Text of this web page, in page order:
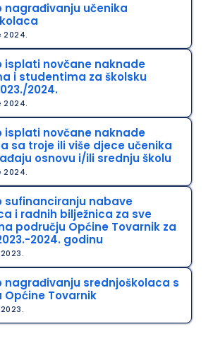
nagrađivanju učenika
2024.
isplati novčane naknade
i studentima za školsku
2024.
2024.
isplati novčane naknade
sa troje ili više djece učenika
osnovu i/ili srednju školu
2024.
sufinanciranju nabave
i radnih bilježnica za sve
području Općine Tovarnik za
2024. godinu
nagrađivanju srednjoškolaca s
Općine Tovarnik